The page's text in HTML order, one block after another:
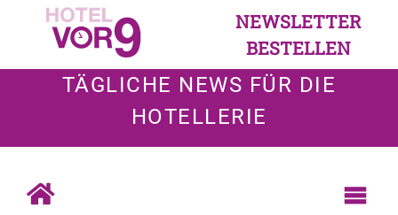
NEWSLETTER
BESTELLEN
TÄGLICHE NEWS FÜR DIE
HOTELLERIE